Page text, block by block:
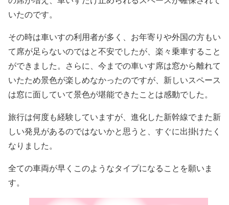
いたのです。
その時は車いすの利用者が多く、 お年寄りや外国の方もい
て席が足らないのではと不安でしたが、 楽々乗車すること
ができました。 さらに、 今までの車いす席は窓から離れて
いたため景色が楽しめなかったのですが、 新しいスペース
は窓に面していて景色が堪能できたことは感動でした。
旅行は何度も経験していますが、 進化した新幹線でまた新
しい発見があるのではないかと思うと、 すぐに出掛けたく
なりました。
全ての車両が早くこのようなタイプになることを願いま
す。